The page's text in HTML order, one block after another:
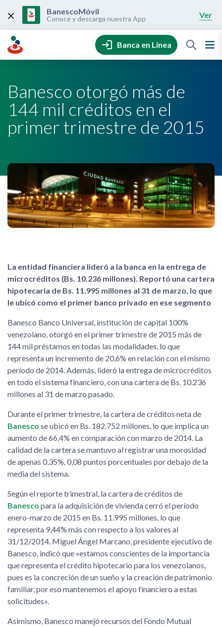
content
BanescoMóvil
Conoce y descarga nuestra App Ver
Banca en Línea
Banesco otorgó más de
144 mil créditos en el
primer trimestre de 2015
La entidad financiera lideró a la banca en la entrega de
microcréditos (Bs. 10.236 millones). Reportó una cartera
hipotecaria de Bs. 11.995 millones al 31 de marzo, lo que
le ubicó como el primer banco privado en ese segmento
Banesco Banco Universal, institución de capital 100%
venezolano, otorgó en el primer trimestre de 2015 más de
144 mil préstamos en todas las modalidades, lo que
representa un incremento de 20,6% en relación con el mismo
período de 2014. Además, lideró la entrega de microcréditos
en todo el sistema financiero, con una cartera de Bs. 10.236
millones al 31 de marzo pasado.
Durante el primer trimestre, la cartera de créditos neta de
Banesco se ubicó en Bs. 182.752 millones, lo que implica un
aumento de 66,4% en comparación con marzo de 2014. La
calidad de la cartera se mantuvo al registrar una morosidad
de apenas 0,35%, 0,08 puntos porcentuales por debajo de la
media del sistema.
Según el reporte trimestral, la cartera de créditos de
Banesco para la adquisición de vivienda cerró el período
enero-marzo de 2015 en Bs. 11.995 millones, lo que
representa 9,44% más con respecto a los valores al
31/12/2014. Miguel Ángel Marcano, presidente ejecutivo de
Banesco, indicó que «estamos conscientes de la importancia
que representa el crédito hipotecario para los venezolanos,
pues es la concreción de un sueño y la creación de patrimonio
familiar, por eso mantenemos el apoyo financiero a estas
solicitudes».
Asimismo, Banesco manejó recursos del Fondo Mutual